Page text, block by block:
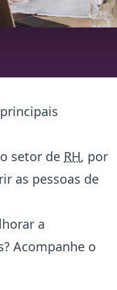
setor de RH, por
as pessoas de
a
Acompanhe o